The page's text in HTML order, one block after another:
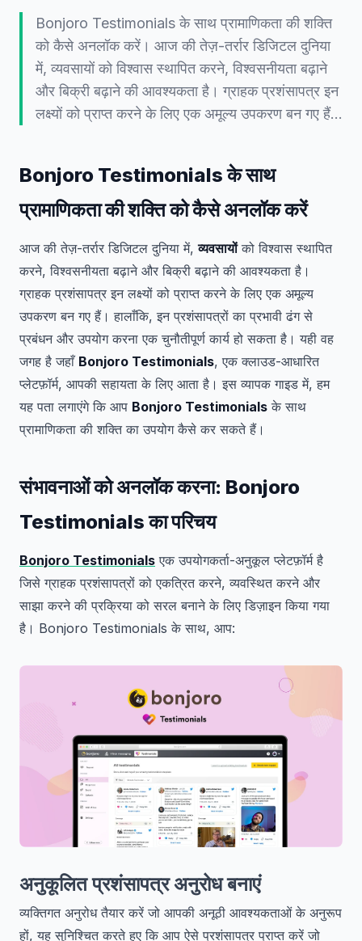
Bonjoro Testimonials के साथ प्रामाणिकता की शक्ति
को कैसे अनलॉक करें। आज की तेज़-तर्रार डिजिटल दुनिया
में, व्यवसायों को विश्वास स्थापित करने, विश्वसनीयता बढ़ाने
और बिक्री बढ़ाने की आवश्यकता है। ग्राहक प्रशंसापत्र इन
लक्ष्यों को प्राप्त करने के लिए एक अमूल्य उपकरण बन गए हैं...
Bonjoro Testimonials के साथ
प्रामाणिकता की शक्ति को कैसे अनलॉक करें
आज की तेज़-तर्रार डिजिटल दुनिया में,व्यवसायोंको विश्वास स्थापित
करने, विश्वसनीयता बढ़ाने और बिक्री बढ़ाने की आवश्यकता है।
ग्राहक प्रशंसापत्र इन लक्ष्यों को प्राप्त करने के लिए एक अमूल्य
उपकरण बन गए हैं। हालाँकि, इन प्रशंसापत्रों का प्रभावी ढंग से
प्रबंधन और उपयोग करना एक चुनौतीपूर्ण कार्य हो सकता है। यही वह
जगह है जहाँ Bonjoro Testimonials, एक क्लाउड-आधारित
प्लेटफ़ॉर्म, आपकी सहायता के लिए आता है। इस व्यापक गाइड में, हम
यह पता लगाएंगे कि आप Bonjoro Testimonials के साथ
प्रामाणिकता की शक्ति का उपयोग कैसे कर सकते हैं।
संभावनाओं को अनलॉक करना: Bonjoro
Testimonials का परिचय
Bonjoro Testimonials एक उपयोगकर्ता-अनुकूल प्लेटफ़ॉर्म है
जिसे ग्राहक प्रशंसापत्रों को एकत्रित करने, व्यवस्थित करने और
साझा करने की प्रक्रिया को सरल बनाने के लिए डिज़ाइन किया गया
है। Bonjoro Testimonials के साथ, आप:
अनुकूलित प्रशंसापत्र अनुरोध बनाएं
व्यक्तिगत अनुरोध तैयार करें जो आपकी अनूठी आवश्यकताओं के अनुरूप
हों, यह सुनिश्चित करते हुए कि आप ऐसे प्रशंसापत्र प्राप्त करें जो